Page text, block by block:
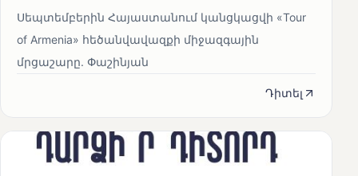
Սեպտեմբերին Հայաստանում կանցկացվի «Tour
of Armenia» հեծանվավազքի միջազգային
մրցաշարը. Փաշինյան
Դիտել